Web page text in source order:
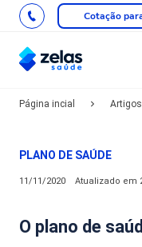
Cotação
Página incial Artigos
PLANO DE SAÚDE
11/11/2020 Atualizado em
O plano de